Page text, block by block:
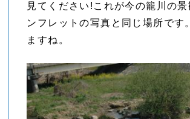
見てください!これが今の籠川の
ンフレットの写真と同じ場所です
ますね。